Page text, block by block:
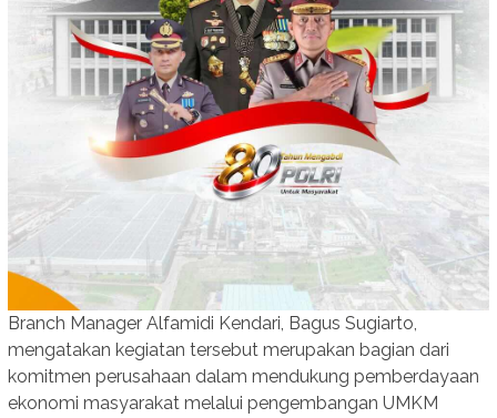
Branch Manager Alfamidi Kendari, Bagus Sugiarto,
mengatakan kegiatan tersebut merupakan bagian dari
komitmen perusahaan dalam mendukung pemberdayaan
ekonomi masyarakat melalui pengembangan UMKM